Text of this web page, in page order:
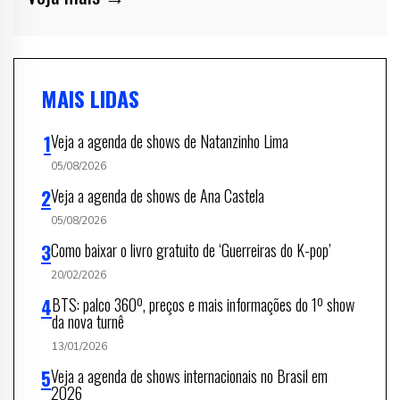
MAIS LIDAS
Veja a agenda de shows de Natanzinho Lima
05/08/2026
Veja a agenda de shows de Ana Castela
05/08/2026
Como baixar o livro gratuito de ‘Guerreiras do K-pop’
20/02/2026
BTS: palco 360º, preços e mais informações do 1º show
da nova turnê
13/01/2026
Veja a agenda de shows internacionais no Brasil em
2026